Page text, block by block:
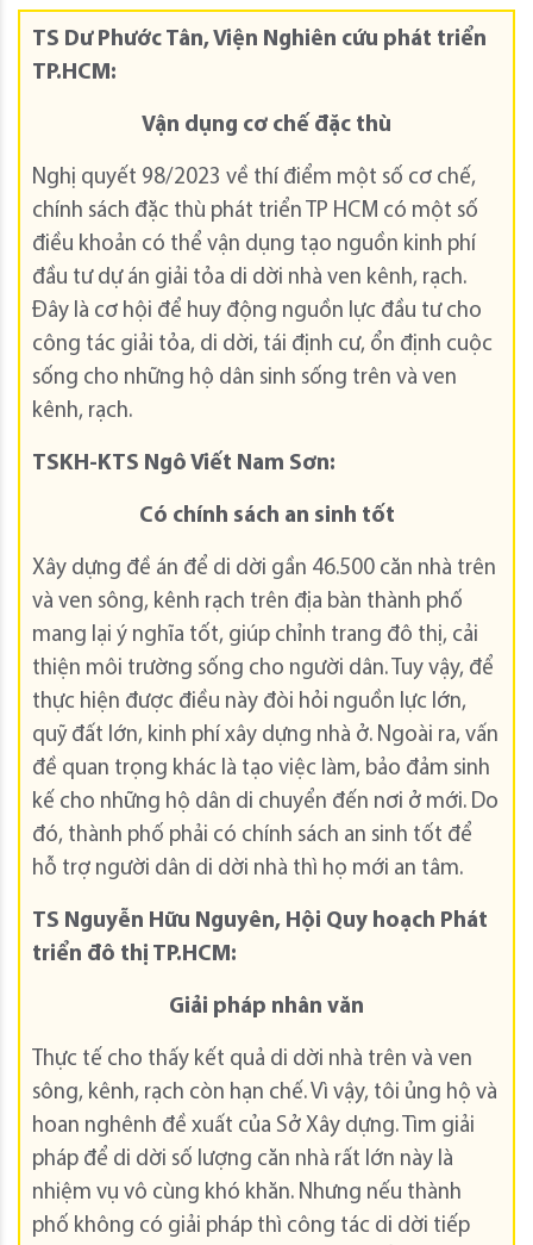
TS Dư Phước Tân, Viện Nghiên cứu phát triển
TP.HCM:
Vận dụng cơ chế đặc thù
Nghị quyết 98/2023 về thí điểm một số cơ chế,
chính sách đặc thù phát triển TP HCM có một số
điều khoản có thể vận dụng tạo nguồn kinh phí
đầu tư dự án giải tỏa di dời nhà ven kênh, rạch.
Đây là cơ hội để huy động nguồn lực đầu tư cho
công tác giải tỏa, di dời, tái định cư, ổn định cuộc
sống cho những hộ dân sinh sống trên và ven
kênh, rạch.
TSKH-KTS Ngô Viết Nam Sơn:
Có chính sách an sinh tốt
Xây dựng đề án để di dời gần 46.500 căn nhà trên
và ven sông, kênh rạch trên địa bàn thành phố
mang lại ý nghĩa tốt, giúp chỉnh trang đô thị, cải
thiện môi trường sống cho người dân. Tuy vậy, để
thực hiện được điều này đòi hỏi nguồn lực lớn,
quỹ đất lớn, kinh phí xây dựng nhà ở. Ngoài ra, vấn
đề quan trọng khác là tạo việc làm, bảo đảm sinh
kế cho những hộ dân di chuyển đến nơi ở mới. Do
đó, thành phố phải có chính sách an sinh tốt để
hỗ trợ người dân di dời nhà thì họ mới an tâm.
TS Nguyễn Hữu Nguyên, Hội Quy hoạch Phát
triển đô thị TP.HCM:
Giải pháp nhân văn
Thực tế cho thấy kết quả di dời nhà trên và ven
sông, kênh, rạch còn hạn chế. Vì vậy, tôi ủng hộ và
hoan nghênh đề xuất của Sở Xây dựng. Tìm giải
pháp để di dời số lượng căn nhà rất lớn này là
nhiệm vụ vô cùng khó khăn. Nhưng nếu thành
phố không có giải pháp thì công tác di dời tiếp